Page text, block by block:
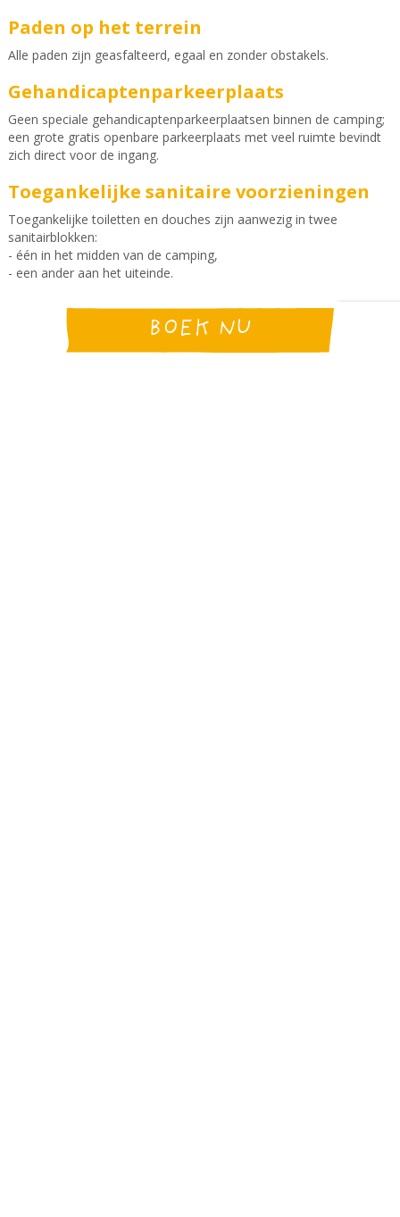
Paden op het terrein
Alle paden zijn geasfalteerd, egaal en zonder obstakels.
Gehandicaptenparkeerplaats
Geen speciale gehandicaptenparkeerplaatsen binnen de camping;
een grote gratis openbare parkeerplaats met veel ruimte bevindt
zich direct voor de ingang.
Toegankelijke sanitaire voorzieningen
Toegankelijke toiletten en douches zijn aanwezig in twee
sanitairblokken:
- één in het midden van de camping,
- een ander aan het uiteinde.
Toegankelijke accommodatie
Een cottage voor 4 personen is volledig toegankelijk:
- slaapkamers met stapelbedden en een groot bed,
BOEK NU